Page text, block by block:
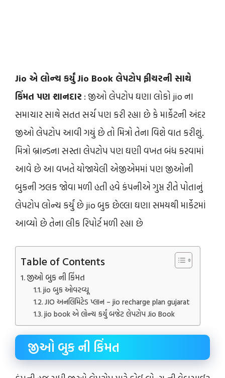
Jio એ લોન્ચ કર્યું Jio Book લેપટોપ ફીચરની સાથે
કિંમત પણ શાનદાર : જીઓ લેપટોપ ઘણા લોકો jio ના
સમાચાર સાથે સતત સર્ચ પણ કરી રહ્યા છે કે માર્કેટની અંદર
જીઓ લેપટોપ આવી ગયું છે તો મિત્રો તેના વિશે વાત કરીશું.
મિત્રો બ્રાન્ડના સસ્તા લેપટોપ પણ ઘણી વખત બંધ કરવામાં
આવે છે આ વખતે યોજાયેલી એજીએમમાં પણ જીઓની
બુકની ઝલક જોવા મળી હતી હવે કંપનીએ ગુપ્ત રીતે પોતાનું
લેપટોપ લોન્ચ કર્યું છે jio બુક છેલ્લા ઘણા સમયથી માર્કેટમાં
આવ્યો છે તેના લીક રિપોર્ટ મળી રહ્યા છે
Table of Contents
જીઓ બુક ની કિંમત
jio બુક ઓવરવ્યૂ
JIO અનલિમિટેડ પ્લાન – jio recharge plan gujarat
jio book એ લોન્ચ કર્યું બજેટ લેપટોપ Jio Book
જીઓ બુક ની કિંમત